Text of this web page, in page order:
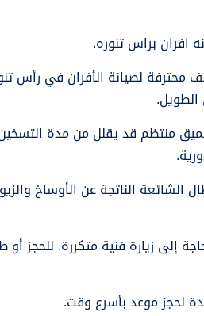
افران براس تنوره.
محترفة لصيانة الأفران في رأس
منتظم قد يقلل من مدة
الشائعة الناتجة عن الأوساخ
إلى زيارة فنية متكررة.
لحجز موعد بأسرع وقت.